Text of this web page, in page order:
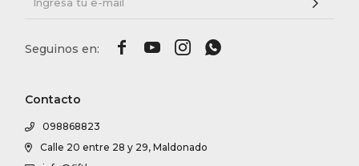
Contacto
098868823
Calle 20 entre 28 y 29, Maldonado
   